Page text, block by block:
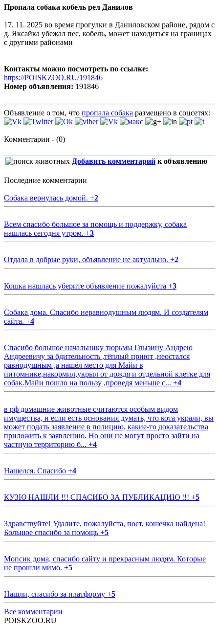
Пропала собака кобель рел Данилов
17. 11. 2025 во время прогулки в Даниловском районе, рядом с
д. Яксайка убежал пес, кобель, может находиться на границах
с другими районами
Контакты можно посмотреть по ссылке:
https://POISKZOO.RU/191846
Номер объявления: 191846
Объявление о том, что пропала собака размещено в соцсетях:
Комментарии - (0)
Добавить комментарий к объявлению
Последние комментарии
Собака вернулась домой. +2
Всем спасибо большое за помощь и поддержку, собака
нашлась сегодня утром. +3
Отдала в добрые руки, объявление не актуально. +2
Кошка нашлась уберите объявление пожалуйста +3
Собака дома. Спасибо неравнодушным людям. И создателям
сайта. +4
Спасибо большое начальнику тюрьмы Глызину Андрею
Андреевичу за бдительность ,тёплый приют ,неостался
равнодушным ,а нашёл место для Майи в
питомнике,накормил,укрыл от дождя и отдельной клетке для
собак.Майи пошло на пользу ,проведя меньше с... +4
в рф домашние животные считаются особым видом
имущества, и если есть основания думать, что кота украли, вы
может подать заявление в полицию, какие-то доказательства
приложить к заявлению. Но они не могут просто зайти на
частную территорию б... +4
Нашелся. Спасибо +4
КУЗЮ НАШЛИ !!! СПАСИБО ЗА ПУБЛИКАЦИЮ !!! +5
Здравствуйте! Удалите, пожалуйста, пост, кошечка найдена!
Большое спасибо за помощь +5
Мопсик дома, спасибо сайту и прекрасным людям. Которые
не прошли мимо. +5
Нашли, спасибо за платформу +5
Все комментарии
POISKZOO.RU